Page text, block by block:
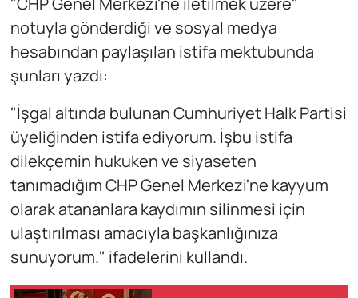
notuyla gönderdiği ve sosyal medya
hesabından paylaşılan istifa mektubunda
şunları yazdı:
"İşgal altında bulunan Cumhuriyet Halk Partisi
üyeliğinden istifa ediyorum. İşbu istifa
dilekçemin hukuken ve siyaseten
tanımadığım CHP Genel Merkezi'ne kayyum
olarak atananlara kaydımın silinmesi için
ulaştırılması amacıyla başkanlığınıza
sunuyorum." ifadelerini kullandı.